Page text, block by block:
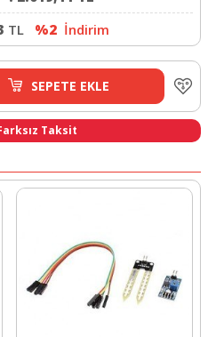
TL %2 İndirim
SEPETE EKLE
Taksit